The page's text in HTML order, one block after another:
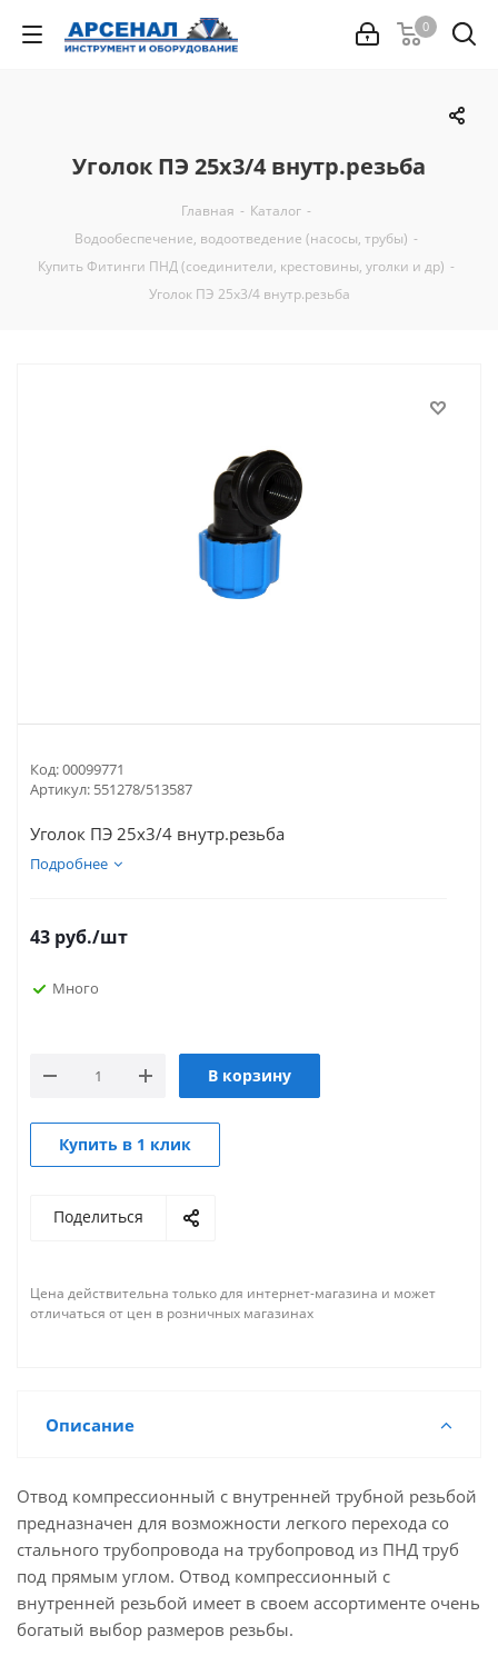
0
Уголок ПЭ 25х3/4 внутр.резьба
Главная - Каталог -
Водообеспечение, водоотведение (насосы, трубы) -
Купить Фитинги ПНД (соединители, крестовины, уголки и др) -
Уголок ПЭ 25х3/4 внутр.резьба
Код:00099771
Артикул: 551278/513587
Уголок ПЭ 25х3/4 внутр.резьба
Подробнее
43 руб./шт
Много
В корзину
Купить в 1 клик
Поделиться
Цена действительна только для интернет-магазина и может
отличаться от цен в розничных магазинах
Описание
Отвод компрессионный с внутренней трубной резьбой
предназначен для возможности легкого перехода со
стального трубопровода на трубопровод из ПНД труб
под прямым углом. Отвод компрессионный с
внутренней резьбой имеет в своем ассортименте очень
богатый выбор размеров резьбы.